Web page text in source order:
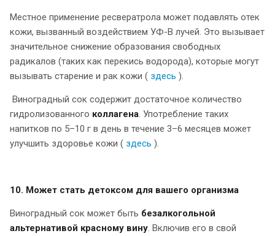
Местное применение ресвератрола может подавлять отек
кожи, вызванный воздействием УФ-В лучей. Это вызывает
значительное снижение образования свободных
радикалов (таких как перекись водорода), которые могут
вызывать старение и рак кожи ( здесь ).
Виноградный сок содержит достаточное количество
гидролизованного коллагена. Употребление таких
напитков по 5–10 г в день в течение 3–6 месяцев может
улучшить здоровье кожи ( здесь ).
10. Может стать детоксом для вашего организма
Виноградный сок может быть безалкогольной
альтернативой красному вину. Включив его в свой